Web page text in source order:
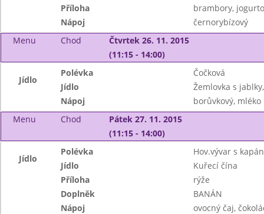
Příloha
brambory,
Nápoj
černorybízový
Menu
Chod
Čtvrtek 26. 11. 2015
(11:15 - 14:00)
Jídlo
Polévka
Čočková
Jídlo
Žemlovka s
Nápoj
borůvkový, mléko
Menu
Chod
Pátek 27. 11. 2015
(11:15 - 14:00)
Jídlo
Polévka
Hov.vývar s
Jídlo
Kuřecí čína
Příloha
rýže
Doplněk
BANÁN
Nápoj
ovocný čaj,